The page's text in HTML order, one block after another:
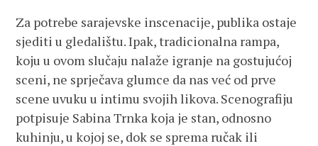
Za potrebe sarajevske inscenacije, publika ostaje
sjediti u gledalištu. Ipak, tradicionalna rampa,
koju u ovom slučaju nalaže igranje na gostujućoj
sceni, ne sprječava glumce da nas već od prve
scene uvuku u intimu svojih likova. Scenografiju
potpisuje Sabina Trnka koja je stan, odnosno
kuhinju, u kojoj se, dok se sprema ručak ili